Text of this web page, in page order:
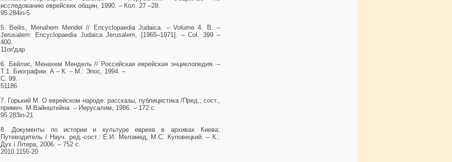
исследованию еврейских общин, 1990. – Кол. 27 –28.
95.284іn-5
5. Beilis, Menahem Mendel // Encyclopaedia Judaica. – Volume 4. B. –
Jerusalem: Encyclopaedia Judaica Jerusalem, [1965–1971]. – Col. 399 –
400.
11or/дар
6. Бейлис, Менахем Мендель // Российская еврейская энциклопедия. –
Т.1. Биографии. А – К. – М.: Эпос, 1994. –
С. 99.
51186
7. Горький М. О еврейском народе: рассказы, публицистика /Пред., сост.,
примеч. М.Вайнштейна. – Иерусалим, 1986. – 172 с.
95.283іn-21
8. Документы по истории и культуре евреев в архивах Киева:
Путеводитель / Науч. ред.-сост.: Е.И. Меламед, М.С. Куповецкий. – К.:
Дух і Літера, 2006. – 752 с.
2010.1155-20